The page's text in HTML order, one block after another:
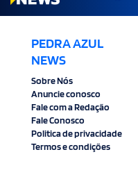
PEDRA AZUL
NEWS
Sobre Nós
Anuncie conosco
Fale com a Redação
Fale Conosco
Politica de privacidade
Termos e condições